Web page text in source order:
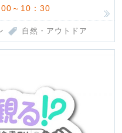
～10：30
自然・アウトドア